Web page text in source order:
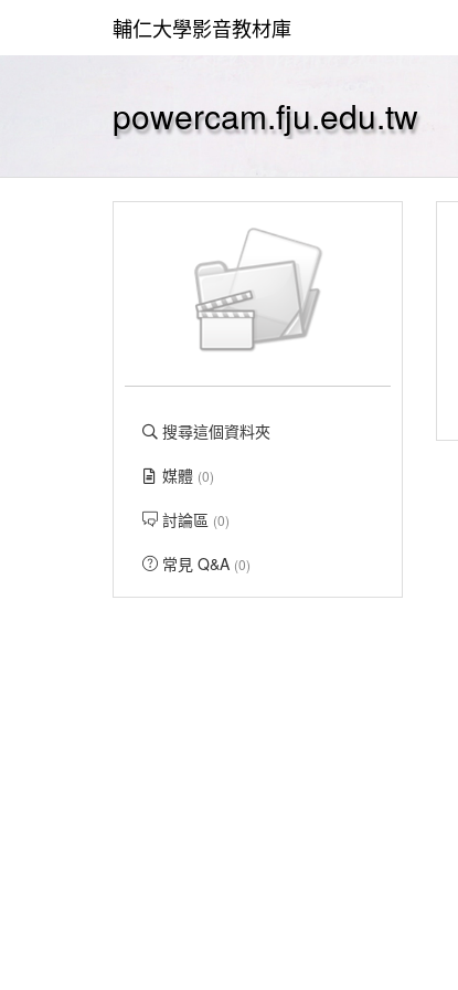
輔仁大學影音教材庫
powercam.fju.edu.tw
搜尋這個資料夾
媒體 (0)
討論區 (0)
常見 Q&A (0)